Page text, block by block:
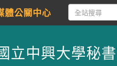
體公關中心
立中興大學秘